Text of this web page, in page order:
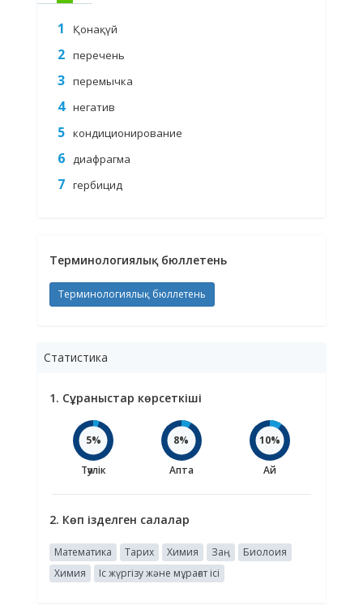
Қонақүй
перечень
перемычка
негатив
кондиционирование
диафрагма
гербицид
Терминологиялық бюллетень
Терминологиялық бюллетень
Статистика
1. Сұраныстар көрсеткіші
5%
Тәулік
8%
Апта
10%
Ай
2. Көп ізделген салалар
Математика Тарих Химия Заң
Биолоия
Химия
Іс жүргізу және мұрағат ісі